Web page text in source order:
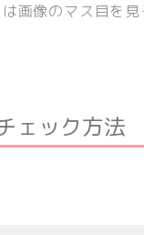
画像のマス目を
ェック方法